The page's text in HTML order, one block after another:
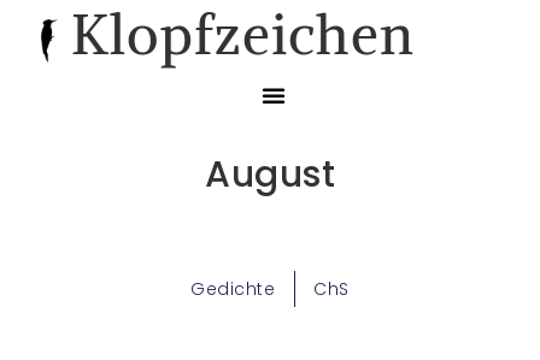
Klopfzeichen
August
Gedichte ChS